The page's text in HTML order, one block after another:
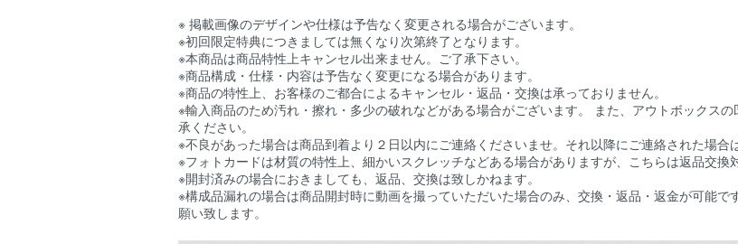
※ 掲載画像のデザインや仕様は予告なく変更される場合がございます。
※初回限定特典につきましては無くなり次第終了となります。
※本商品は商品特性上キャンセル出来ません。ご了承下さい。
※商品構成・仕様・内容は予告なく変更になる場合があります。
※商品の特性上、お客様のご都合によるキャンセル・返品・交換は承っておりません。
※輸入商品のため汚れ・擦れ・多少の破れなどがある場合がございます。 また、アウトボックス
承ください。
※不良があった場合は商品到着より２日以内にご連絡くださいませ。それ以降にご連絡された場合
※フォトカードは材質の特性上、細かいスクレッチなどある場合がありますが、こちらは返品交換
※開封済みの場合におきましても、返品、交換は致しかねます。
※構成品漏れの場合は商品開封時に動画を撮っていただいた場合のみ、交換・返品・返金が可能
願い致します。